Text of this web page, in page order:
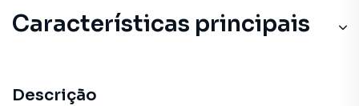
Características principais
Descrição